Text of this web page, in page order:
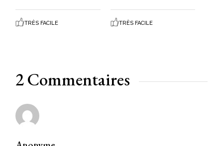
TRÈS FACILE TRÈS FACILE
2 Commentaires